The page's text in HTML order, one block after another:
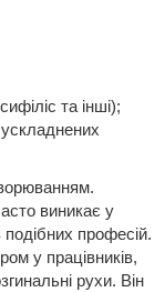
та інші);
виникає у
подібних професій.
у працівників,
рухи. Він